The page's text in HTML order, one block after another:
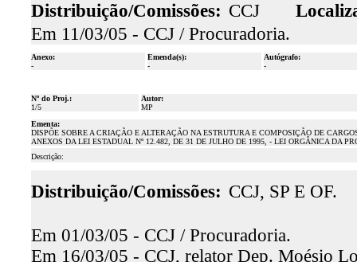
Distribuição/Comissões: CCJ
Em 11/03/05 - CCJ / Procuradoria.
Anexo:
-
Emenda(s):
-
Autógrafo:
-
Nº do Proj.:
1/5
Autor:
MP
Ementa:
DISPÕE SOBRE A CRIAÇÃO E ALTERAÇÃO NA ESTRUTURA E COMPOSIÇÃO DE
ANEXOS DA LEI ESTADUAL Nº 12.482, DE 31 DE JULHO DE 1995, - LEI ORGÂNICA DA
Descrição:
Distribuição/Comissões: CCJ, SP E OF.
Em 01/03/05 - CCJ / Procuradoria.
Em 16/03/05 - CCJ, relator Dep. Moésio